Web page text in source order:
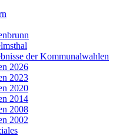
der Kommunalwahlen
2026
2023
2020
2014
2008
2002